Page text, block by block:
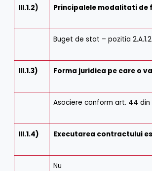
III.1.2) Principalele modalitati de
Buget de stat – pozitia
III.1.3) Forma juridica pe care o
Asociere conform art. 44
III.1.4) Executarea contractului
Nu